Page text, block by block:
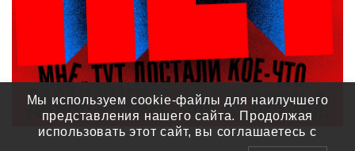
Мы используем cookie-файлы для наилучшего
представления нашего сайта. Продолжая
использовать этот сайт, вы соглашаетесь с